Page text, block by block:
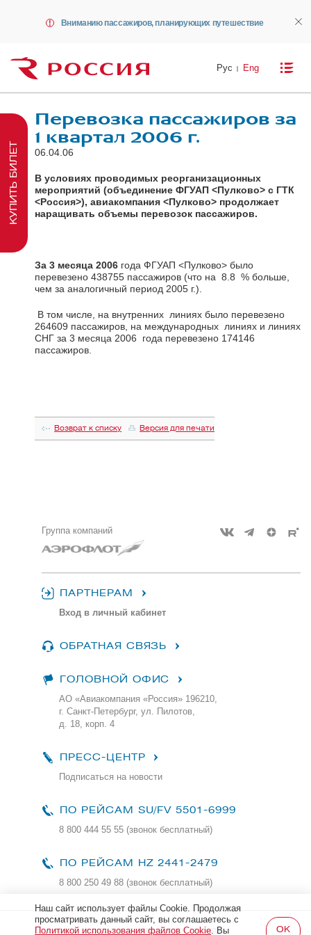
Вниманию пассажиров, планирующих путешествие
Рус Eng
Перевозка пассажиров за
1 квартал 2006 г.
06.04.06
В условиях проводимых реорганизационных
мероприятий (объединение ФГУАП <Пулково> с ГТК
<Россия>), авиакомпания <Пулково> продолжает
наращивать объемы перевозок пассажиров.
За 3 месяца 2006 года ФГУАП <Пулково> было
перевезено 438755 пассажиров (что на 8.8 % больше,
чем за аналогичный период 2005 г.).
В том числе, на внутренних линиях было перевезено
264609 пассажиров, на международных линиях и линиях
СНГ за 3 месяца 2006 года перевезено 174146
пассажиров.
Возврат к списку Версия для печати
Группа компаний
ПАРТНЕРАМ
Вход в личный кабинет
ОБРАТНАЯ СВЯЗЬ
ГОЛОВНОЙ ОФИС
АО «Авиакомпания «Россия» 196210,
г. Санкт-Петербург, ул. Пилотов,
д. 18, корп. 4
ПРЕСС-ЦЕНТР
Подписаться на новости
ПО РЕЙСАМ SU/FV 5501-6999
8 800 444 55 55 (звонок бесплатный)
ПО РЕЙСАМ HZ 2441-2479
8 800 250 49 88 (звонок бесплатный)
Все права защищены и охраняются законом
КУПИТЬ БИЛЕТ
Наш сайт использует файлы Cookie. Продолжая
просматривать данный сайт, вы соглашаетесь с
Политикой использования файлов Cookie. Вы